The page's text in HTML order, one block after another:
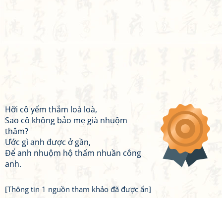
Hỡi cô yếm thắm loà loà,
Sao cô không bảo mẹ già nhuộm
thâm?
Ước gì anh được ở gần,
Để anh nhuộm hộ thấm nhuần công
anh.
[Thông tin 1 nguồn tham khảo đã được ẩn]